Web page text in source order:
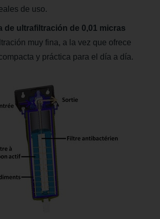
de uso.
de ultrafiltración de 0,01 micras
muy fina, a la vez que ofrece
y práctica para el día a día.